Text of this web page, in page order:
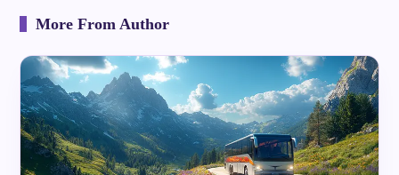
More From Author